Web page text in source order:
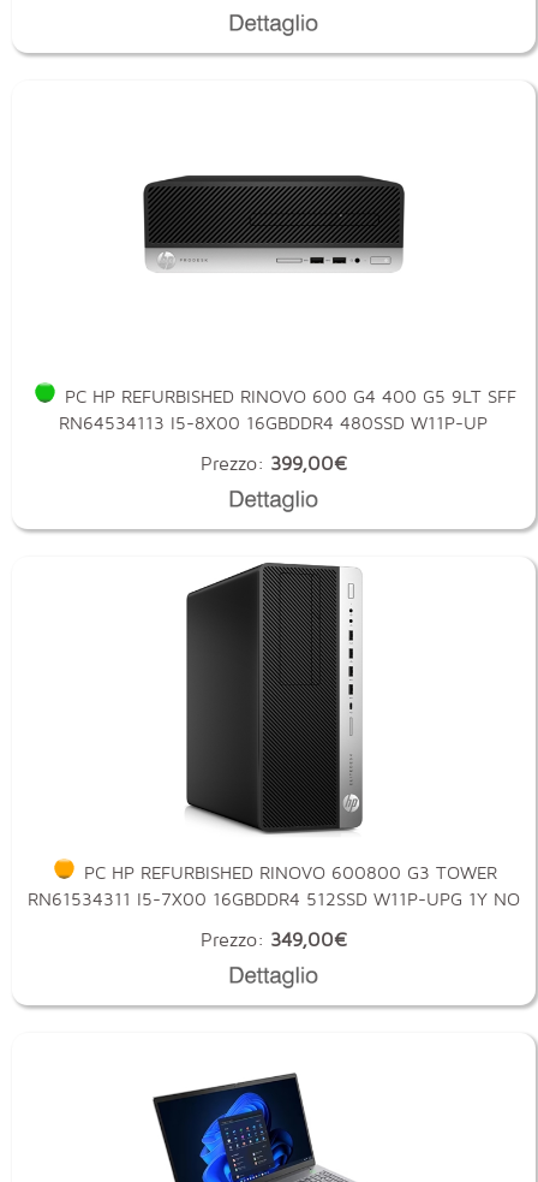
PC HP REFURBISHED RINOVO 600 G4 400 G5 9LT SFF
RN64534113 I5-8X00 16GBDDR4 480SSD W11P-UP
Prezzo: 399,00€
PC HP REFURBISHED RINOVO 600800 G3 TOWER
RN61534311 I5-7X00 16GBDDR4 512SSD W11P-UPG 1Y NO
Prezzo: 349,00€